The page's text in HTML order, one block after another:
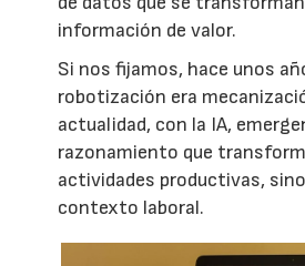
información de valor.
Si nos fijamos, hace unos
robotización era
actualidad, con la IA,
razonamiento que
actividades productivas,
contexto laboral.